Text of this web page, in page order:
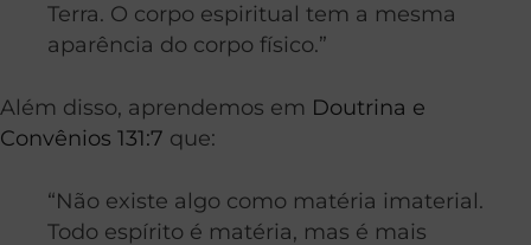
Terra. O corpo espiritual tem a mesma
aparência do corpo físico.”
Além disso, aprendemos em Doutrina e
Convênios 131:7 que:
“Não existe algo como matéria imaterial.
Todo espírito é matéria, mas é mais